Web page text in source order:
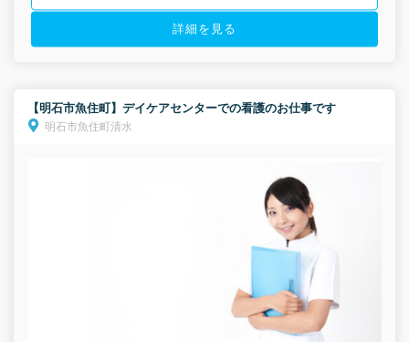
詳細を見る
【明石市魚住町】デイケアセンターでの看護のお仕事です
明石市魚住町清水